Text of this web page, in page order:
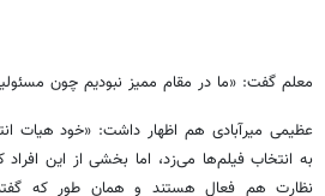
معلم گفت: «ما در مقام ممیز نبودیم چون
عظیمی میرآبادی هم اظهار داشت: «خود هیات
به انتخاب فیلم‌ها می‌زد، اما بخشی از این
نظارت هم فعال هستند و‌‌ همان طور که